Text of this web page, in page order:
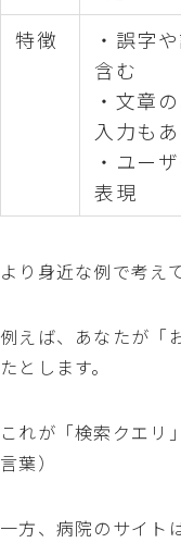
特徴
・誤字
含む
・文章
入力もあ
・ユー
表現
より身近な例で考え
例えば、あなたが「
たとします。
これが「検索クエリ
言葉）
一方、病院のサイト